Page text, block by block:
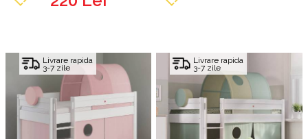
Livrare rapida
3-7 zile
Livrare rapida
3-7 zile